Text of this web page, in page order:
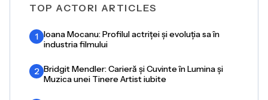
TOP ACTORI ARTICLES
1 Ioana Mocanu: Profilul actriței și evoluția sa în
industria filmului
2 Bridgit Mendler: Carieră și Cuvinte în Lumina și
Muzica unei Tinere Artist iubite